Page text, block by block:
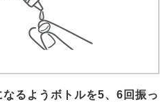
なるようボトルを5、6回振っ